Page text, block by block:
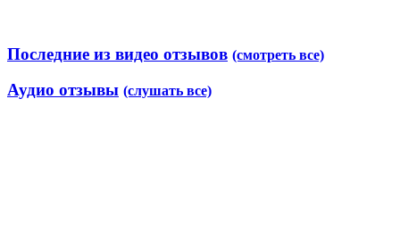
Последние из видео отзывов (смотреть все)
Аудио отзывы (слушать все)